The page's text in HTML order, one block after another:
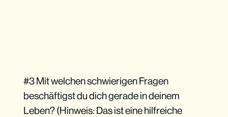
#3 Mit welchen schwierigen Fragen
beschäftigst du dich gerade in deinem
Leben? (Hinweis: Das ist eine hilfreiche